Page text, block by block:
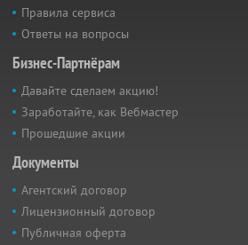
Правила сервиса
Ответы на вопросы
Бизнес-Партнёрам
Давайте сделаем акцию!
Заработайте, как Вебмастер
Прошедшие акции
Документы
Агентский договор
Лицензионный договор
Публичная оферта